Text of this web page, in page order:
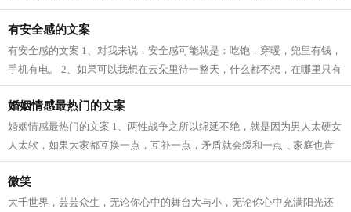
觉是不知道自己该放弃还是继续等待...
有安全感的文案
有安全感的文案 1、对我来说，安全感可能就是：吃饱，穿暖，兜里有钱，
手机有电。 2、如果可以我想在云朵里待一整天，什么都不想，在哪里只有
温暖和自由。 3、“这短短的一生，...
婚姻情感最热门的文案
婚姻情感最热门的文案 1、两性战争之所以绵延不绝，就是因为男人太硬女
人太软，如果大家都互换一点，互补一点，矛盾就会缓和一点，家庭也肯
定比现在更可爱一点。 2、爱可以是一...
微笑
大千世界，芸芸众生，无论你心中的舞台大与小，无论你心中充满阳光还